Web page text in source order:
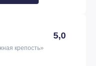
5,0
крепость»